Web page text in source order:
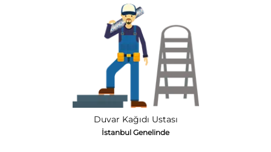
Duvar Kağıdı Ustası
İstanbul Genelinde